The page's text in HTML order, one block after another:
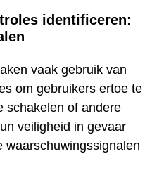
identificeren:
vaak gebruik van
om gebruikers ertoe te
schakelen of andere
veiligheid in gevaar
waarschuwingssignalen